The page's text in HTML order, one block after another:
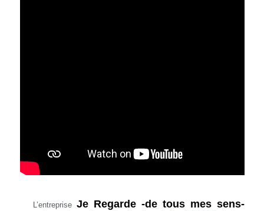
L’entrepriseJe Regarde -de tous mes sens-